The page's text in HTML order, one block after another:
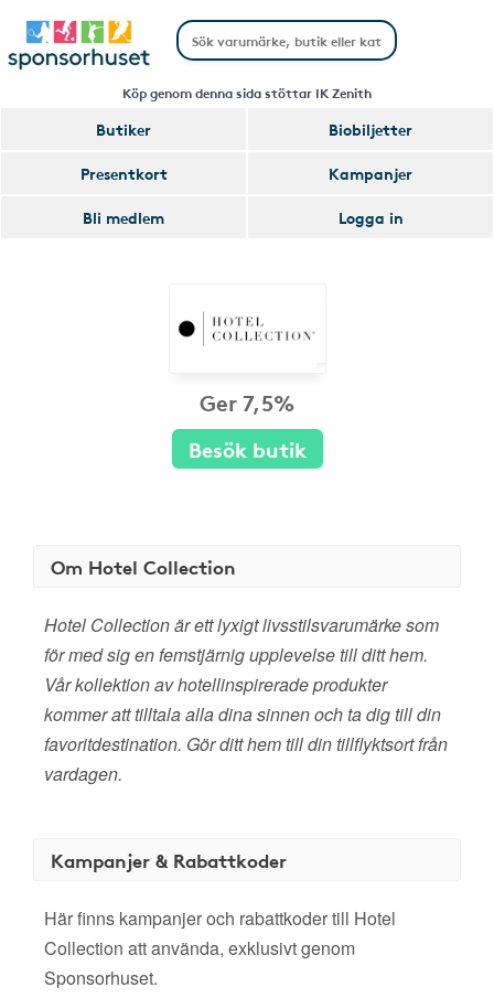
Köp genom denna sida stöttar IK Zenith
Butiker
Biobiljetter
Presentkort
Kampanjer
Bli medlem
Logga in
Ger 7,5%
Besök butik
Om Hotel Collection
Hotel Collection är ett lyxigt livsstilsvarumärke som
för med sig en femstjärnig upplevelse till ditt hem.
Vår kollektion av hotellinspirerade produkter
kommer att tilltala alla dina sinnen och ta dig till din
favoritdestination. Gör ditt hem till din tillflyktsort från
vardagen.
Kampanjer & Rabattkoder
Här finns kampanjer och rabattkoder till Hotel
Collection att använda, exklusivt genom
Sponsorhuset.